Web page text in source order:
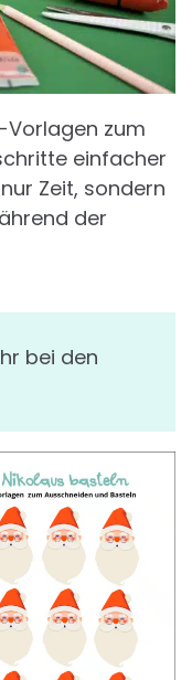
Vorlagen zum
einfacher
Zeit, sondern
der
bei den